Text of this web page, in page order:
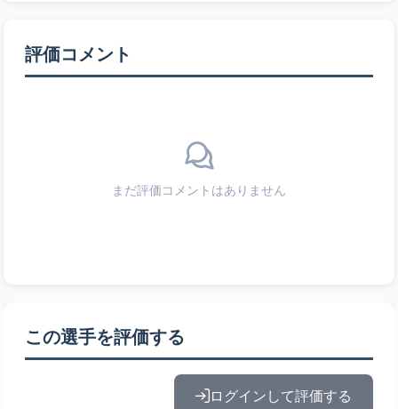
評価コメント
まだ評価コメントはありません
この選手を評価する
ログインして評価する